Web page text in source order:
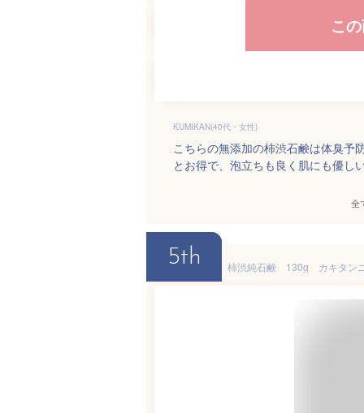
こ
KUMIKAN(40代・女性)
こちらの無添加の柿渋石鹸は体臭予
とお得で、泡立ちも良く肌にも優し
全
5th